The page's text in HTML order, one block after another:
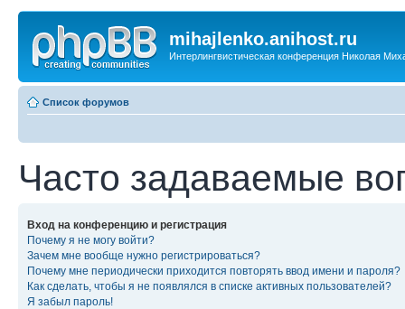
mihajlenko.anihost.ru
Интерлингвистическая конференция Николая
Список форумов
Часто задаваемые
Вход на конференцию и регистрация
Почему я не могу войти?
Зачем мне вообще нужно регистрироваться?
Почему мне периодически приходится повторять ввод имени и пароля?
Как сделать, чтобы я не появлялся в списке активных пользователей?
Я забыл пароль!